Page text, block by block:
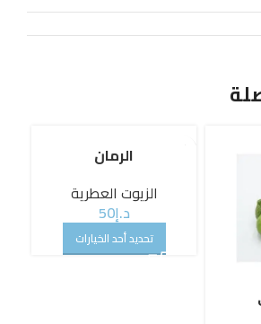
الرمان
الزيوت العطرية
د.إ50
تحديد أحد الخيارات